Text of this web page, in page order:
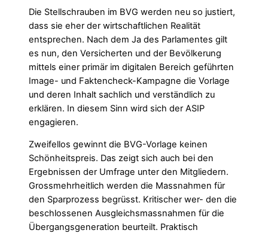
Die Stellschrauben im BVG werden neu so justiert,
dass sie eher der wirtschaftlichen Realität
entsprechen. Nach dem Ja des Parlamentes gilt
es nun, den Versicherten und der Bevölkerung
mittels einer primär im digitalen Bereich geführten
Image- und Faktencheck-Kampagne die Vorlage
und deren Inhalt sachlich und verständlich zu
erklären. In diesem Sinn wird sich der ASIP
engagieren.
Zweifellos gewinnt die BVG-Vorlage keinen
Schönheitspreis. Das zeigt sich auch bei den
Ergebnissen der Umfrage unter den Mitgliedern.
Grossmehrheitlich werden die Massnahmen für
den Sparprozess begrüsst. Kritischer wer- den die
beschlossenen Ausgleichsmassnahmen für die
Übergangsgeneration beurteilt. Praktisch